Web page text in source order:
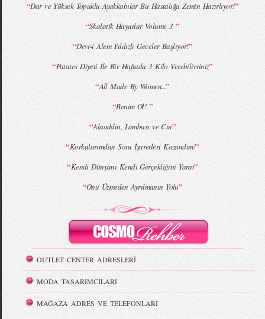
MBFWI - Giray Sepin 2015 Yaz Koleksiyonu MBFWI - Burçe Bekrek 2015 Yaz Koleksiyonu
“Dar ve Yüksek Topuklu Ayakkabılar Bu Hastalığa Zemin Hazırlıyor!”
“Skalatik Hayatlar Volume 3 ”
“Devr-i Alem Yıldızlı Geceler Başlıyor!”
“Patates Diyeti İle Bir Haftada 3 Kilo Verebilirsiniz”
“All Made By Women...”
“Benim Ol! ”
“Alaaddin, Lambası ve Cin”
“Korkularımdan Soru İşaretleri Kazandım!”
“Kendi Dünyanı Kendi Gerçekliğini Yarat”
“Onu Üzmeden Ayrılmanın Yolu”
OUTLET CENTER ADRESLERİ
MODA TASARIMCILARI
MAĞAZA ADRES VE TELEFONLARI